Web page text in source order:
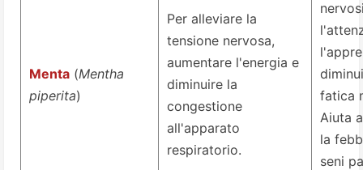
Menta (Mentha
piperita)
Per alleviare la
tensione nervosa,
aumentare l'energia e
diminuire la
congestione
all'apparato
respiratorio.
fatica
Aiuta
la
seni